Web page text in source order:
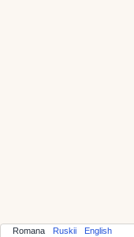
Romana Ruskii English